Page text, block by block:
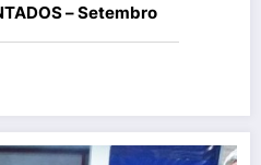
– Setembro